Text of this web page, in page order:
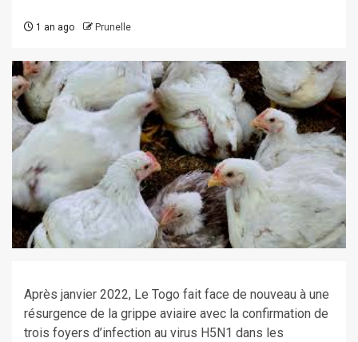
1 an ago Prunelle
Après janvier 2022, Le Togo fait face de nouveau à une
résurgence de la grippe aviaire avec la confirmation de
trois foyers d’infection au virus H5N1 dans les